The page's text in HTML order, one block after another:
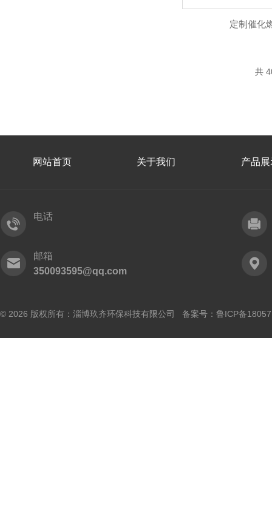
定制催化
共
网站首页 关于我们 产品展
电话
邮箱
350093595@qq.com
© 2026 版权所有：淄博玖齐环保科技有限公司 备案号： 鲁ICP备